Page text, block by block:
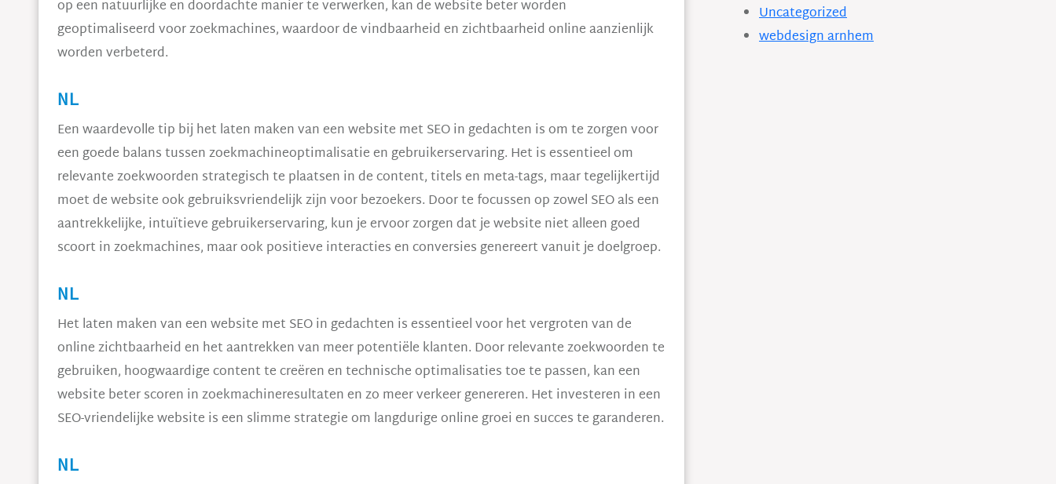
op een natuurlijke en doordachte manier te verwerken, kan de website beter worden
geoptimaliseerd voor zoekmachines, waardoor de vindbaarheid en zichtbaarheid online aanzienlijk
worden verbeterd.
NL
Een waardevolle tip bij het laten maken van een website met SEO in gedachten is om te zorgen voor
een goede balans tussen zoekmachineoptimalisatie en gebruikerservaring. Het is essentieel om
relevante zoekwoorden strategisch te plaatsen in de content, titels en meta-tags, maar tegelijkertijd
moet de website ook gebruiksvriendelijk zijn voor bezoekers. Door te focussen op zowel SEO als een
aantrekkelijke, intuïtieve gebruikerservaring, kun je ervoor zorgen dat je website niet alleen goed
scoort in zoekmachines, maar ook positieve interacties en conversies genereert vanuit je doelgroep.
NL
Het laten maken van een website met SEO in gedachten is essentieel voor het vergroten van de
online zichtbaarheid en het aantrekken van meer potentiële klanten. Door relevante zoekwoorden te
gebruiken, hoogwaardige content te creëren en technische optimalisaties toe te passen, kan een
website beter scoren in zoekmachineresultaten en zo meer verkeer genereren. Het investeren in een
SEO-vriendelijke website is een slimme strategie om langdurige online groei en succes te garanderen.
NL
Uncategorized
webdesign arnhem